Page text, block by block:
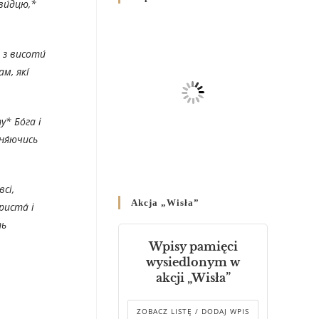
з висоти́
які́
Бо́га і
і
Родин
Справ Молоді та встановленя
складу Катихитичної Комісії
днях 2-12 липня 2024 р.”
Декрет єпископів
Перемисько-Варшавської
Митрополії стосовно
звершування Божественної
літургії
Akcja „Wisła”
Wpisy pamięci
wysiedlonym w
akcji „Wisła”
ZOBACZ LISTĘ / DODAJ WPIS